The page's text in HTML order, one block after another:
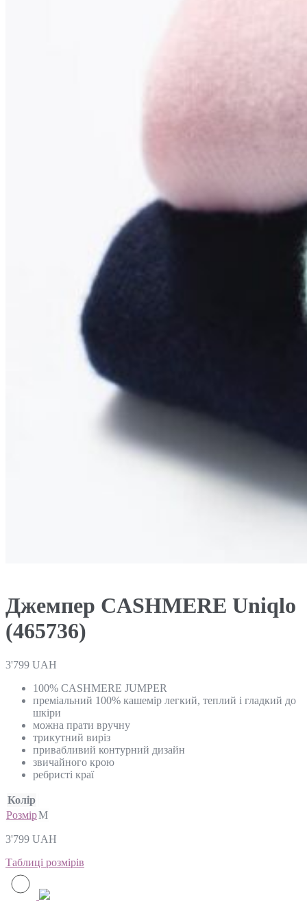
Джемпер CASHMERE Uniqlo
(465736)
3'799 UAH
100% CASHMERE JUMPER
преміальний 100% кашемір легкий, теплий і гладкий до
шкіри
можна прати вручну
трикутний виріз
привабливий контурний дизайн
звичайного крою
ребристі краї
Колір
РозмірM
3'799 UAH
Таблиці розмірів